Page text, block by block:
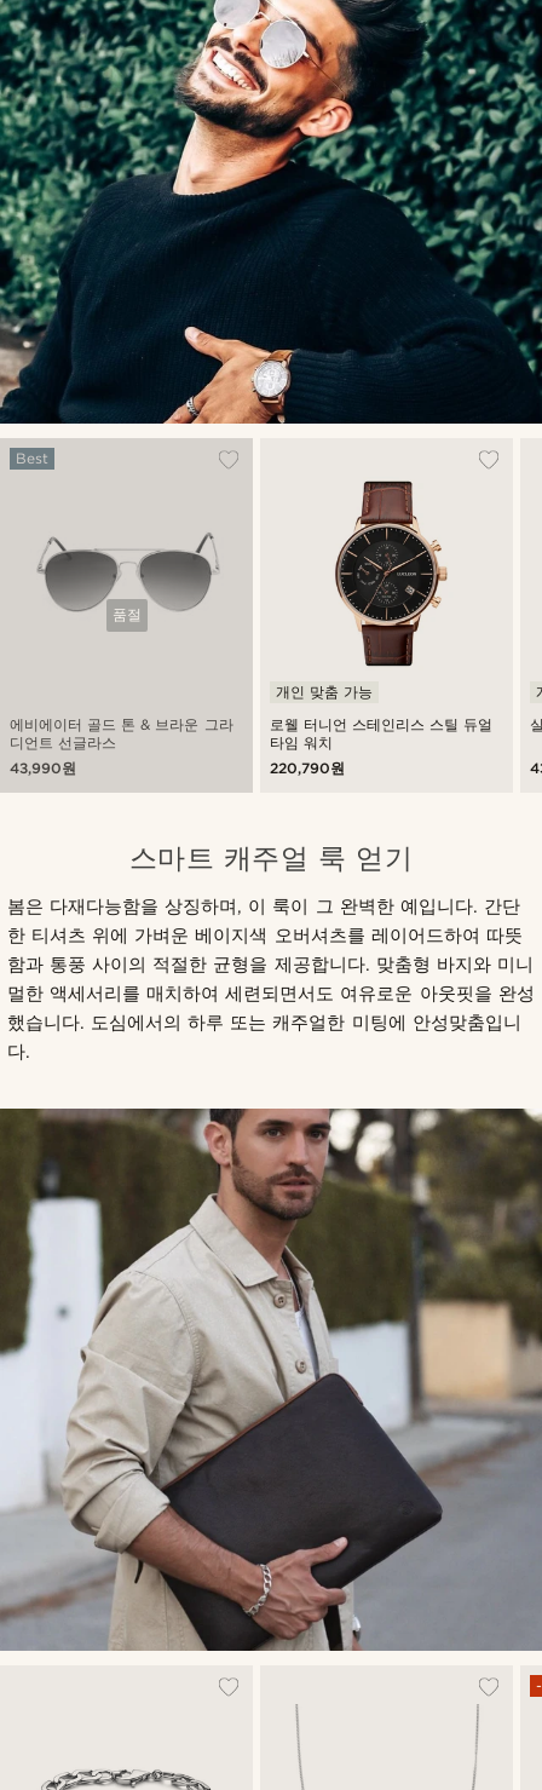
품절
에비에이터 골드 톤 & 브라운 그라
디언트 선글라스
Best
43,990원
로웰 터니언 스테인리스 스틸 듀얼
타임 워치
개인 맞춤 가능
220,790원
스마트 캐주얼 룩 얻기
봄은 다재다능함을 상징하며, 이 룩이 그 완벽한 예입니다. 간단
한 티셔츠 위에 가벼운 베이지색 오버셔츠를 레이어드하여 따뜻
함과 통풍 사이의 적절한 균형을 제공합니다. 맞춤형 바지와 미니
멀한 액세서리를 매치하여 세련되면서도 여유로운 아웃핏을 완성
했습니다. 도심에서의 하루 또는 캐주얼한 미팅에 안성맞춤입니
다.